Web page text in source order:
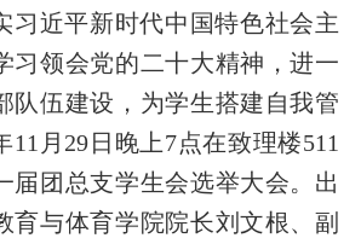
习近平新时代中国特色社会主
习领会党的二十大精神，进一
队伍建设，为学生搭建自我管
11月29日晚上7点在致理楼511
届团总支学生会选举大会。出
育与体育学院院长刘文根、副